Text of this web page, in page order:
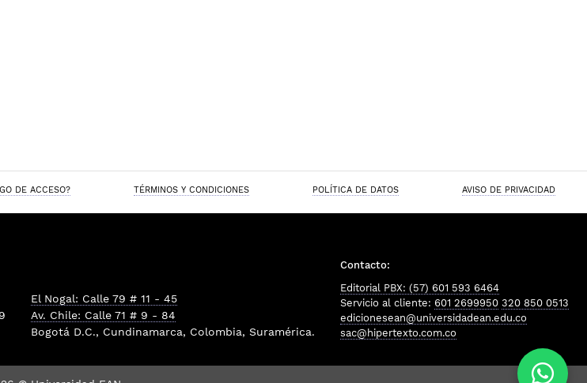
DE ACCESO? TÉRMINOS Y CONDICIONES POLÍTICA DE DATOS AVISO DE PRIVACIDAD
El Nogal: Calle 79 # 11 - 45
Av. Chile: Calle 71 # 9 - 84
Bogotá D.C., Cundinamarca, Colombia, Suramérica.
Contacto:
Editorial PBX: (57) 601 593 6464
Servicio al cliente: 601 2699950 320 850 0513
edicionesean@universidadean.edu.co
sac@hipertexto.com.co